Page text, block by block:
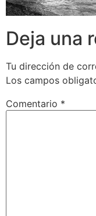
Deja una
Tu dirección de
Los campos
Comentario *